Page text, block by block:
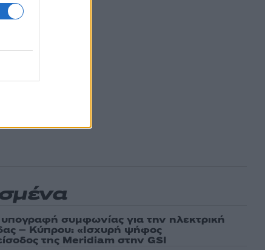
συμφωνίας για την ηλεκτρική
– Κύπρου: «Ισχυρή ψήφος
της Meridiam στην GSI